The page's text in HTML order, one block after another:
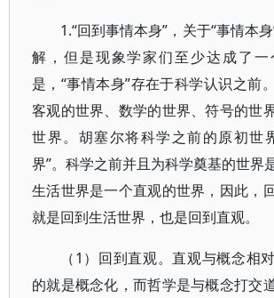
1.“回到事情本身”，关于“事情本
解，但是现象学家们至少达成了
是，“事情本身”存在于科学认识之前
客观的世界、数学的世界、符号的世
世界。胡塞尔将科学之前的原初世
界”。科学之前并且为科学奠基的世界
生活世界是一个直观的世界，因此，
就是回到生活世界，也是回到直观。
（1）回到直观。直观与概念相
的就是概念化，而哲学是与概念打交